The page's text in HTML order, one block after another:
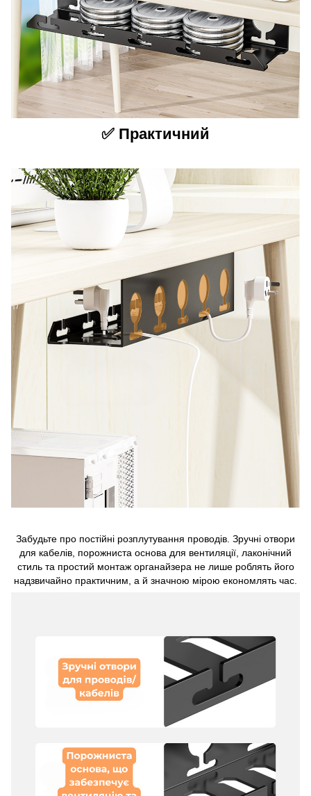
✅ Практичний
Забудьте про постійні розплутування проводів. Зручні отвори
для кабелів, порожниста основа для вентиляції, лаконічний
стиль та простий монтаж органайзера не лише роблять його
надзвичайно практичним, а й значною мірою економлять час.